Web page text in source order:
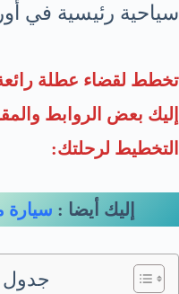
سياحية رئيسية في
إليك بعض الروابط
التخطيط لرحلتك:
إليك أيضا :
جدول